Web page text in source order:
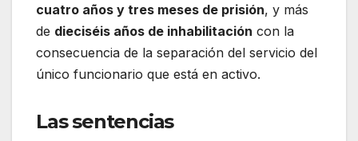
cuatro años y tres meses de prisión, y más
de dieciséis años de inhabilitación con la
consecuencia de la separación del servicio del
único funcionario que está en activo.
Las sentencias